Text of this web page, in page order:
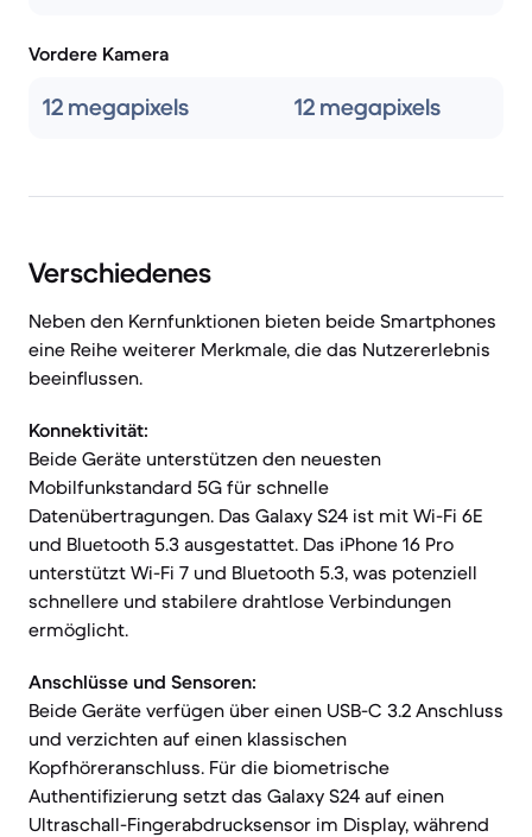
Vordere Kamera
12 megapixels 12 megapixels
Verschiedenes
Neben den Kernfunktionen bieten beide Smartphones
eine Reihe weiterer Merkmale, die das Nutzererlebnis
beeinflussen.
Konnektivität:
Beide Geräte unterstützen den neuesten
Mobilfunkstandard 5G für schnelle
Datenübertragungen. Das Galaxy S24 ist mit Wi-Fi 6E
und Bluetooth 5.3 ausgestattet. Das iPhone 16 Pro
unterstützt Wi-Fi 7 und Bluetooth 5.3, was potenziell
schnellere und stabilere drahtlose Verbindungen
ermöglicht.
Anschlüsse und Sensoren:
Beide Geräte verfügen über einen USB-C 3.2 Anschluss
und verzichten auf einen klassischen
Kopfhöreranschluss. Für die biometrische
Authentifizierung setzt das Galaxy S24 auf einen
Ultraschall-Fingerabdrucksensor im Display, während